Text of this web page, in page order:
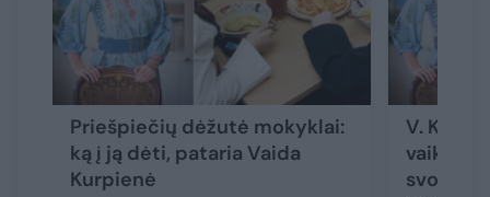
Priešpiečių dėžutė mokyklai:
ką į ją dėti, pataria Vaida
Kurpienė
V.
svorį,